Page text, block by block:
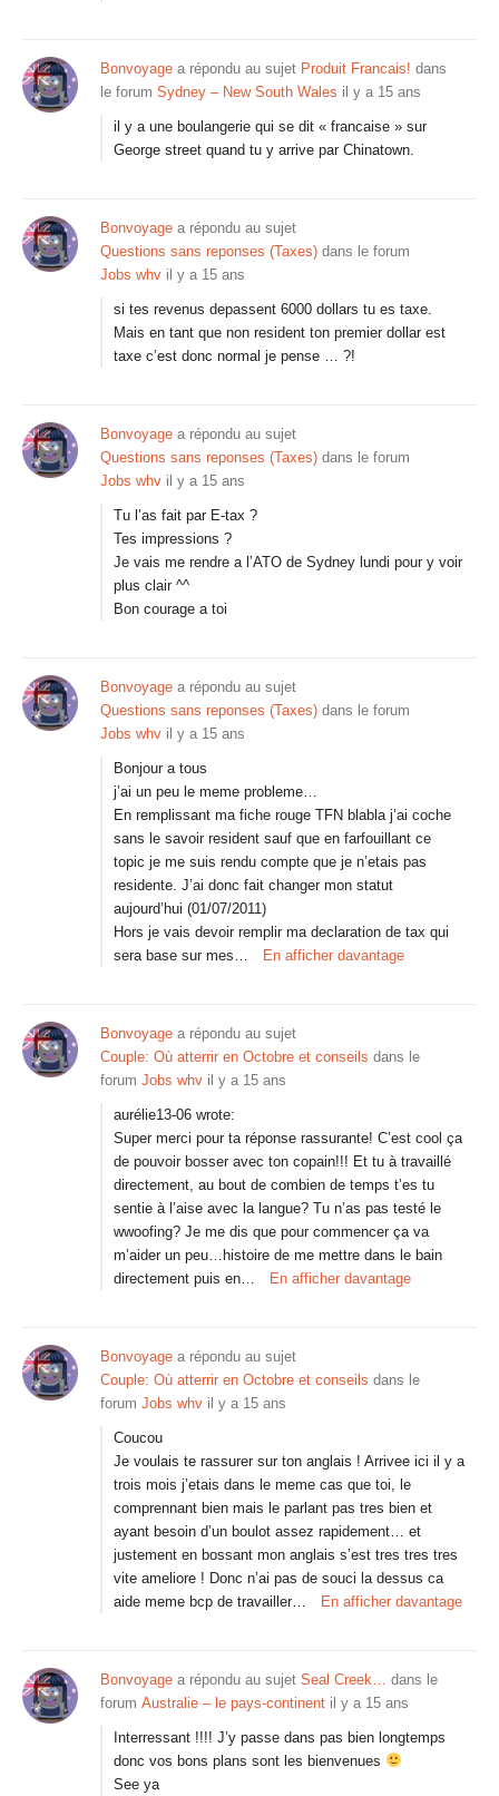
Bonvoyage a répondu au sujet Produit Francais! dans
le forum Sydney – New South Wales il y a 15 ans
il y a une boulangerie qui se dit « francaise » sur
George street quand tu y arrive par Chinatown.
Bonvoyage a répondu au sujet
Questions sans reponses (Taxes) dans le forum
Jobs whv il y a 15 ans
si tes revenus depassent 6000 dollars tu es taxe.
Mais en tant que non resident ton premier dollar est
taxe c’est donc normal je pense … ?!
Bonvoyage a répondu au sujet
Questions sans reponses (Taxes) dans le forum
Jobs whv il y a 15 ans
Tu l’as fait par E-tax ?
Tes impressions ?
Je vais me rendre a l’ATO de Sydney lundi pour y voir
plus clair ^^
Bon courage a toi
Bonvoyage a répondu au sujet
Questions sans reponses (Taxes) dans le forum
Jobs whv il y a 15 ans
Bonjour a tous
j’ai un peu le meme probleme…
En remplissant ma fiche rouge TFN blabla j’ai coche
sans le savoir resident sauf que en farfouillant ce
topic je me suis rendu compte que je n’etais pas
residente. J’ai donc fait changer mon statut
aujourd’hui (01/07/2011)
Hors je vais devoir remplir ma declaration de tax qui
sera base sur mes…
En afficher davantage
Bonvoyage a répondu au sujet
Couple: Où atterrir en Octobre et conseils dans le
forum Jobs whv il y a 15 ans
aurélie13-06 wrote:
Super merci pour ta réponse rassurante! C’est cool ça
de pouvoir bosser avec ton copain!!! Et tu à travaillé
directement, au bout de combien de temps t’es tu
sentie à l’aise avec la langue? Tu n’as pas testé le
wwoofing? Je me dis que pour commencer ça va
m’aider un peu…histoire de me mettre dans le bain
directement puis en…
En afficher davantage
Bonvoyage a répondu au sujet
Couple: Où atterrir en Octobre et conseils dans le
forum Jobs whv il y a 15 ans
Coucou
Je voulais te rassurer sur ton anglais ! Arrivee ici il y a
trois mois j’etais dans le meme cas que toi, le
comprennant bien mais le parlant pas tres bien et
ayant besoin d’un boulot assez rapidement… et
justement en bossant mon anglais s’est tres tres tres
vite ameliore ! Donc n’ai pas de souci la dessus ca
aide meme bcp de travailler…
En afficher davantage
Bonvoyage a répondu au sujet Seal Creek… dans le
forum Australie – le pays-continent il y a 15 ans
Interressant !!!! J’y passe dans pas bien longtemps
donc vos bons plans sont les bienvenues
See ya